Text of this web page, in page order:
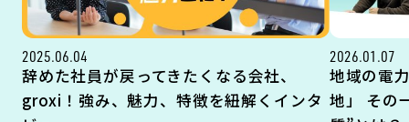
2025.06.04
辞めた社員が戻ってきたくなる会社、
groxi！強み、魅力、特徴を紐解くインタ
2026.01.07
地域の電
地」 その